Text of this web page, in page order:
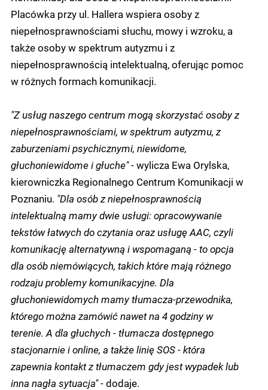
Placówka przy ul. Hallera wspiera osoby z
niepełnosprawnościami słuchu, mowy i wzroku, a
także osoby w spektrum autyzmu i z
niepełnosprawnością intelektualną, oferując pomoc
w różnych formach komunikacji.
"Z usług naszego centrum mogą skorzystać osoby z
niepełnosprawnościami, w spektrum autyzmu, z
zaburzeniami psychicznymi, niewidome,
głuchoniewidome i głuche"- wylicza Ewa Orylska,
kierowniczka Regionalnego Centrum Komunikacji w
Poznaniu. "Dla osób z niepełnosprawnością
intelektualną mamy dwie usługi: opracowywanie
tekstów łatwych do czytania oraz usługę AAC, czyli
komunikację alternatywną i wspomaganą - to opcja
dla osób niemówiących, takich które mają różnego
rodzaju problemy komunikacyjne. Dla
głuchoniewidomych mamy tłumacza-przewodnika,
którego można zamówić nawet na 4 godziny w
terenie. A dla głuchych - tłumacza dostępnego
stacjonarnie i online, a także linię SOS - która
zapewnia kontakt z tłumaczem gdy jest wypadek lub
inna nagła sytuacja"- dodaje.